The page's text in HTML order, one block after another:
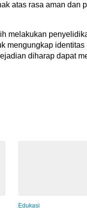
atas rasa aman dan
melakukan
mengungkap
diharap dapat
Edukasi